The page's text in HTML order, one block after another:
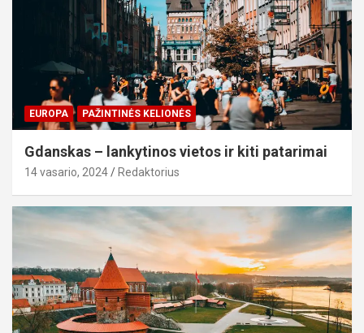
EUROPA PAŽINTINĖS KELIONĖS
Gdanskas – lankytinos vietos ir kiti patarimai
14 vasario, 2024 Redaktorius